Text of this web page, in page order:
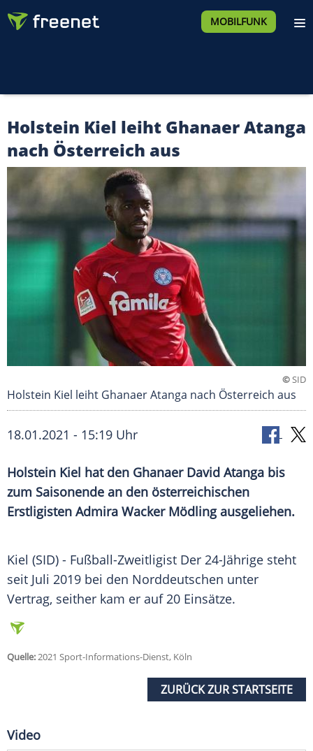
MOBILFUNK
Holstein Kiel leiht Ghanaer Atanga
nach Österreich aus
©SID
Holstein Kiel leiht Ghanaer Atanga nach Österreich aus
18.01.2021 - 15:19 Uhr
Holstein Kiel hat den Ghanaer David Atanga bis
zum Saisonende an den österreichischen
Erstligisten Admira Wacker Mödlingausgeliehen.
Kiel (SID) - Fußball-Zweitligist Der 24-Jährige steht
seit Juli 2019 bei den Norddeutschen unter
Vertrag, seither kam er auf 20 Einsätze.
Quelle:2021 Sport-Informations-Dienst, Köln
ZURÜCK ZUR STARTSEITE
Video